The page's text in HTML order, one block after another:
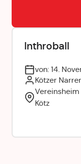
Inthroball
von: 14.
Kötzer
Vereinsheim
Kötz